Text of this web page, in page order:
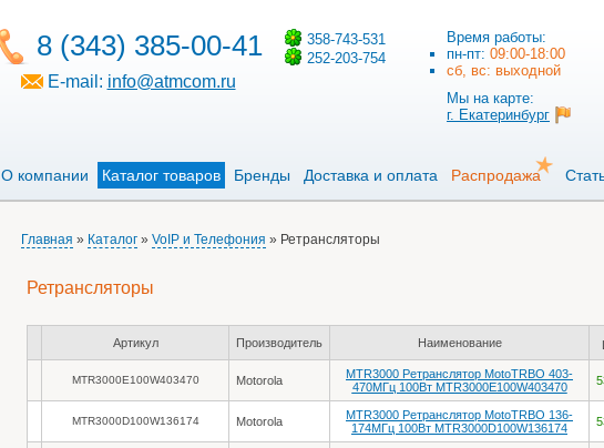
8 (343) 385-00-41
E-mail: info@atmcom.ru
358-743-531
252-203-754
Время работы:
пн-пт: 09:00-18:00
сб, вс: выходной
Мы на карте:
г. Екатеринбург
О компании Каталог товаров Бренды Доставка и оплата Распродажа
Главная » Каталог » VoIP и Телефония » Ретрансляторы
Ретрансляторы
Артикул Производитель Наименование
MTR3000E100W403470 Motorola
MTR3000 Ретранслятор MotoTRBO 403-
470МГц 100Вт MTR3000E100W403470
MTR3000D100W136174 Motorola
MTR3000 Ретранслятор MotoTRBO 136-
174МГц 100Вт MTR3000D100W136174